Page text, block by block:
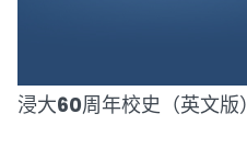
浸大60周年校史（英文版）